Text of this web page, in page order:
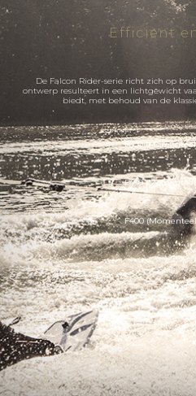
Efficiënt
De Falcon Rider-serie richt zich op
ontwerp resulteert in een lichtgewicht
biedt, met behoud van de
F500
F450
F400